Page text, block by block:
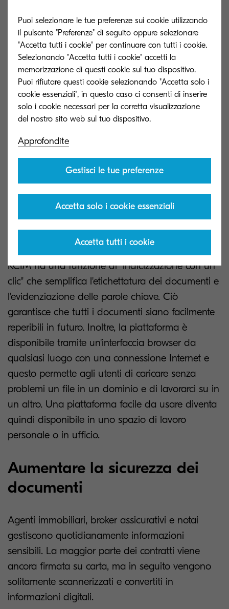
Ma i vantaggi non finiscono qui: i documenti
acquisiti da KCIM vengono elaborati con la
tecnologia OCR e questo consente di ricrearli in
formato modificabile. Hai bisogno di apportare
una modifica dell'ultimo minuto a quel contratto
di vendita? Non c'è problema!
Software intuitivo
In un mondo ideale, le nuove tecnologie
essere utilizzate. Questo è il bello di Kyocera
Cloud Information Manager! Consente ai
KCIM ha una funzione di "indicizzazione con un
clic" che semplifica l'etichettatura dei documenti e
l'evidenziazione delle parole chiave. Ciò
garantisce che tutti i documenti siano facilmente
reperibili in futuro. Inoltre, la piattaforma è
disponibile tramite un'interfaccia browser da
qualsiasi luogo con una connessione Internet e
questo permette agli utenti di caricare senza
problemi un file in un dominio e di lavorarci su in
un altro. Una piattaforma facile da usare diventa
quindi disponibile in uno spazio di lavoro
personale o in ufficio.
Aumentare la sicurezza dei
documenti
Agenti immobiliari, broker assicurativi e notai
gestiscono quotidianamente informazioni
sensibili. La maggior parte dei contratti viene
ancora firmata su carta, ma in seguito vengono
solitamente scannerizzati e convertiti in
informazioni digitali.
Puoi selezionare le tue preferenze sui cookie utilizzando
il pulsante "Preferenze" di seguito oppure selezionare
"Accetta tutti i cookie" per continuare con tutti i cookie.
Selezionando "Accetta tutti i cookie" accetti la
memorizzazione di questi cookie sul tuo dispositivo.
Puoi rifiutare questi cookie selezionando "Accetta solo i
cookie essenziali", in questo caso ci consenti di inserire
solo i cookie necessari per la corretta visualizzazione
Approfondite
Gestisci le tue preferenze
Accetta solo i cookie essenziali
Accetta tutti i cookie